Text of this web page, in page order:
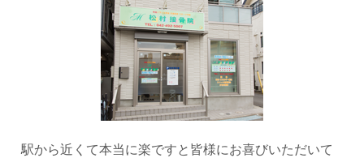
駅から近くて本当に楽ですと皆様にお喜びいただいて